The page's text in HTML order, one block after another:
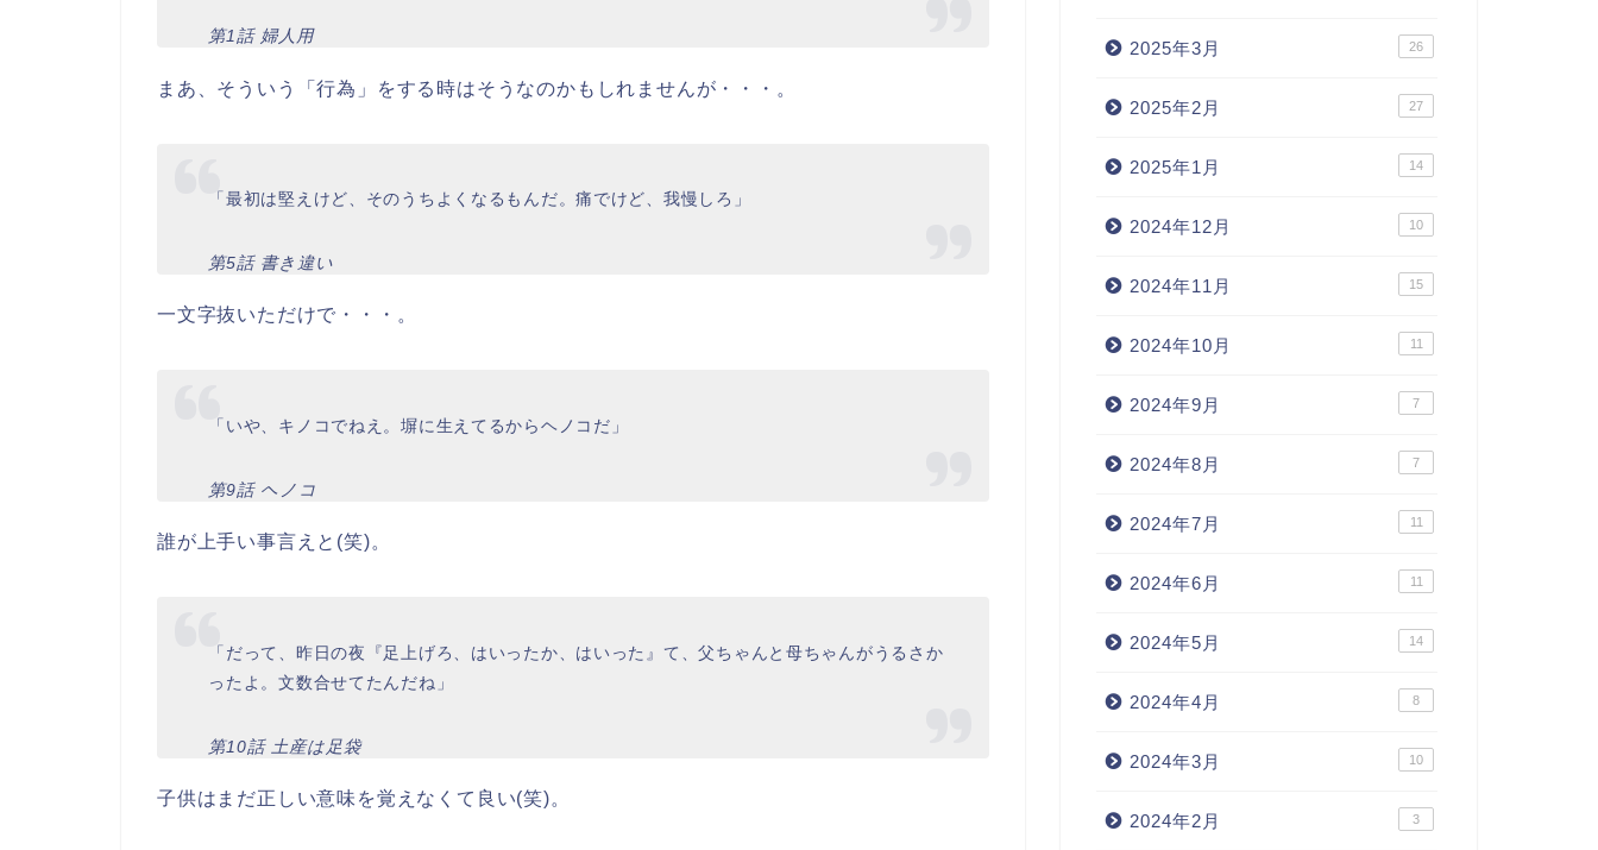
第1話 婦人用
まあ、そういう「行為」をする時はそうなのかもしれませんが・・・。
「最初は堅えけど、そのうちよくなるもんだ。痛でけど、我慢しろ」
第5話 書き違い
一文字抜いただけで・・・。
「いや、キノコでねえ。塀に生えてるからヘノコだ」
第9話 ヘノコ
誰が上手い事言えと(笑)。
「だって、昨日の夜『足上げろ、はいったか、はいった』て、父ちゃんと母ちゃんがうるさか
ったよ。文数合せてたんだね」
第10話 土産は足袋
子供はまだ正しい意味を覚えなくて良い(笑)。
2025年3月 26
2025年2月 27
2025年1月 14
2024年12月 10
2024年11月 15
2024年10月 11
2024年9月 7
2024年8月 7
2024年7月 11
2024年6月 11
2024年5月 14
2024年4月 8
2024年3月 10
2024年2月 3